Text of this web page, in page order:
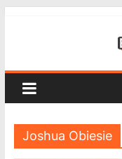
Joshua Obiesie